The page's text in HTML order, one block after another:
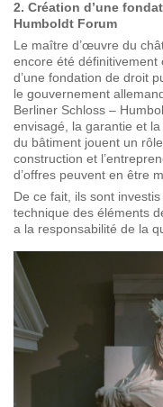
2. Création d’une
Humboldt Forum
Le maître d’œuvre du
encore été définitivement
d’une fondation de droit
le gouvernement
Berliner Schloss –
envisagé, la garantie et
du bâtiment jouent un
construction et
d’offres peuvent en être
De ce fait, ils sont
technique des éléments
a la responsabilité de la